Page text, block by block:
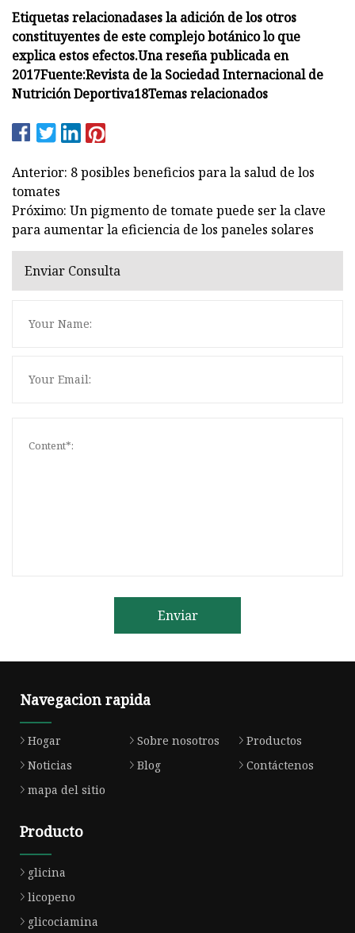
Etiquetas relacionadases la adición de los otros
constituyentes de este complejo botánico lo que
explica estos efectos.Una reseña publicada en
2017Fuente:Revista de la Sociedad Internacional de
Nutrición Deportiva18Temas relacionados
Anterior: 8 posibles beneficios para la salud de los
tomates
Próximo: Un pigmento de tomate puede ser la clave
para aumentar la eficiencia de los paneles solares
Enviar Consulta
Enviar
Navegacion rapida
Hogar Sobre nosotros
Productos
Noticias
Blog
Contáctenos
mapa del sitio
Producto
glicina
licopeno
glicociamina